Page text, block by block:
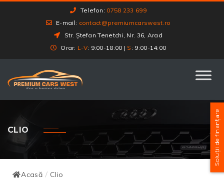
Telefon: 0758 233 699
E-mail: contact@premiumcarswest.ro
Str. Ștefan Tenetchi, Nr. 36, Arad
Orar: L-V: 9:00-18:00 | S : 9:00-14:00
CLIO
Acasă / Clio
Soluții de finanțare